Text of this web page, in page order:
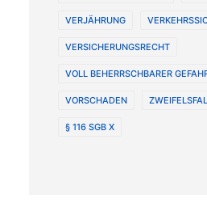
VERJÄHRUNG
VERSICHERUNGSRECHT
VOLL BEHERRSCHBARER
VORSCHADEN
§ 116 SGB X